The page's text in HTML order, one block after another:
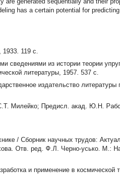
has a certain potential for
119 с.
сведениями из истории теории
литературы, 1957. 537 с.
издательство литературы
Милейко; Предисл. акад. Ю.Н.
/ Сборник научных трудов:
Отв. ред. Ф.Л. Черно-усько. М.:
и применение в космической